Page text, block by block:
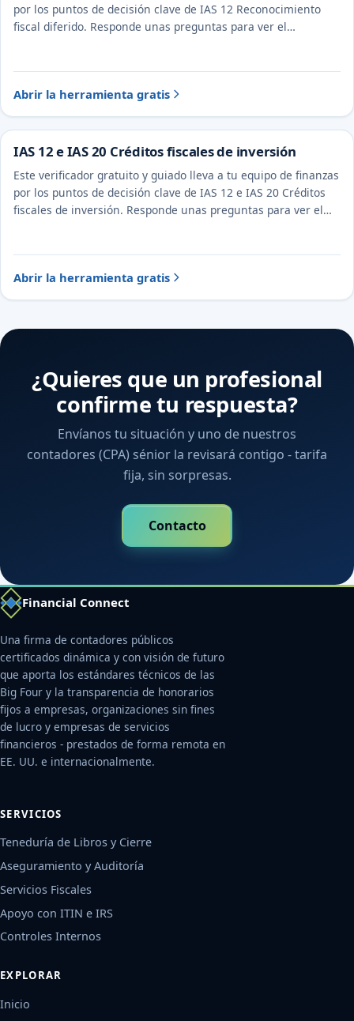
por los puntos de decisión clave de IAS 12 Reconocimiento
fiscal diferido. Responde unas preguntas para ver el
Abrir la herramienta gratis
IAS 12 e IAS 20 Créditos fiscales de inversión
Este verificador gratuito y guiado lleva a tu equipo de finanzas
por los puntos de decisión clave de IAS 12 e IAS 20 Créditos
fiscales de inversión. Responde unas preguntas para ver el
Abrir la herramienta gratis
¿Quieres que un profesional
confirme tu respuesta?
Envíanos tu situación y uno de nuestros
contadores (CPA) sénior la revisará contigo - tarifa
fija, sin sorpresas.
Contacto
Financial Connect
Una firma de contadores públicos
certificados dinámica y con visión de futuro
que aporta los estándares técnicos de las
Big Four y la transparencia de honorarios
fijos a empresas, organizaciones sin fines
de lucro y empresas de servicios
financieros - prestados de forma remota en
EE. UU. e internacionalmente.
SERVICIOS
Teneduría de Libros y Cierre
Aseguramiento y Auditoría
Servicios Fiscales
Apoyo con ITIN e IRS
Controles Internos
EXPLORAR
Inicio